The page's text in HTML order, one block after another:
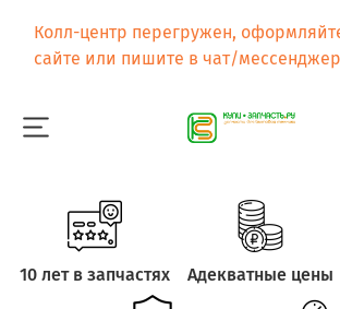
Колл-центр перегружен,
сайте или пишите в чат/
10 лет в запчастях Адекватные цены